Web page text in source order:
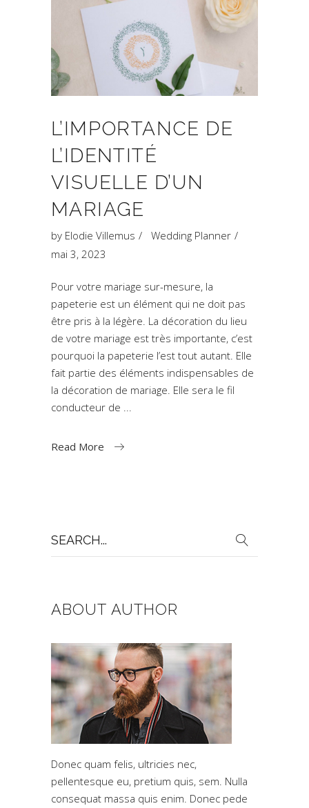
L’IMPORTANCE DE
L’IDENTITÉ
VISUELLE D’UN
MARIAGE
by Elodie Villemus
Wedding Planner
mai 3, 2023
Pour votre mariage sur-mesure, la
papeterie est un élément qui ne doit pas
être pris à la légère. La décoration du lieu
de votre mariage est très importante, c’est
pourquoi la papeterie l’est tout autant. Elle
fait partie des éléments indispensables de
la décoration de mariage. Elle sera le fil
conducteur de
Read More
for:
ABOUT AUTHOR
Donec quam felis, ultricies nec,
pellentesque eu, pretium quis, sem. Nulla
consequat massa quis enim. Donec pede